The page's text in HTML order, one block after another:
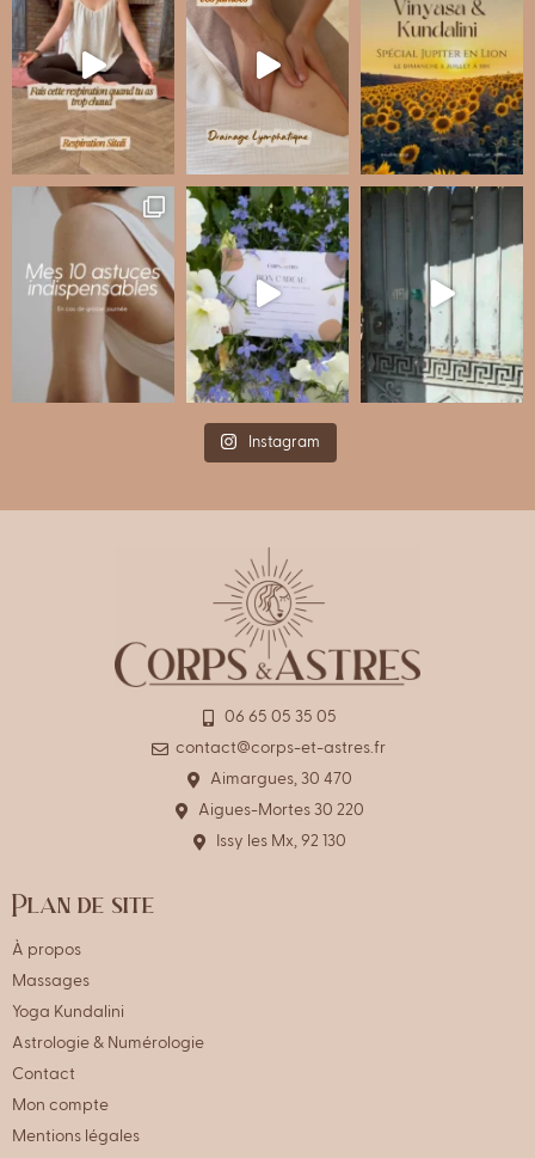
Instagram
06 65 05 35 05
contact@corps-et-astres.fr
Aimargues, 30 470
Aigues-Mortes 30 220
Issy les Mx, 92 130
Plan de site
À propos
Massages
Yoga Kundalini
Astrologie & Numérologie
Contact
Mon compte
Mentions légales